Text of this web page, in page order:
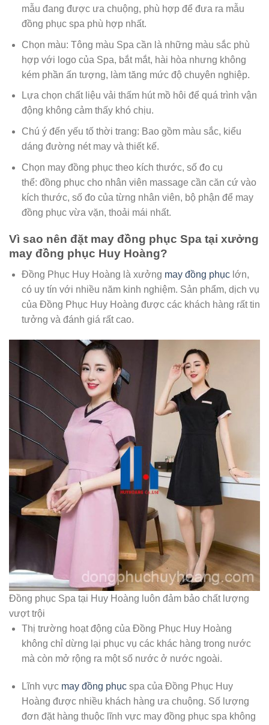
mẫu đang được ưa chuộng, phù hợp để đưa ra mẫu
đồng phục spa phù hợp nhất.
Chọn màu: Tông màu Spa cần là những màu sắc phù
hợp với logo của Spa, bắt mắt, hài hòa nhưng không
kém phần ấn tượng, làm tăng mức độ chuyên nghiệp.
Lựa chọn chất liệu vải thấm hút mồ hôi để quá trình vận
động không cảm thấy khó chịu.
Chú ý đến yếu tố thời trang: Bao gồm màu sắc, kiểu
dáng đường nét may và thiết kế.
Chọn may đồng phục theo kích thước, số đo cụ
thể: đồng phục cho nhân viên massage cần căn cứ vào
kích thước, số đo của từng nhân viên, bộ phận để may
đồng phục vừa vặn, thoải mái nhất.
Vì sao nên đặt may đồng phục Spa tại xưởng
may đồng phục Huy Hoàng?
Đồng Phục Huy Hoàng là xưởng may đồng phụclớn,
có uy tín với nhiều năm kinh nghiệm. Sản phẩm, dịch vụ
của Đồng Phục Huy Hoàng được các khách hàng rất tin
tưởng và đánh giá rất cao.
Đồng phục Spa tại Huy Hoàng luôn đảm bảo chất lượng
vượt trội
Thị trường hoạt động của Đồng Phục Huy Hoàng
không chỉ dừng lại phục vụ các khác hàng trong nước
mà còn mở rộng ra một số nước ở nước ngoài.
Lĩnh vực may đồng phụcspa của Đồng Phục Huy
Hoàng được nhiều khách hàng ưa chuộng. Số lượng
đơn đặt hàng thuộc lĩnh vực may đồng phục spa không